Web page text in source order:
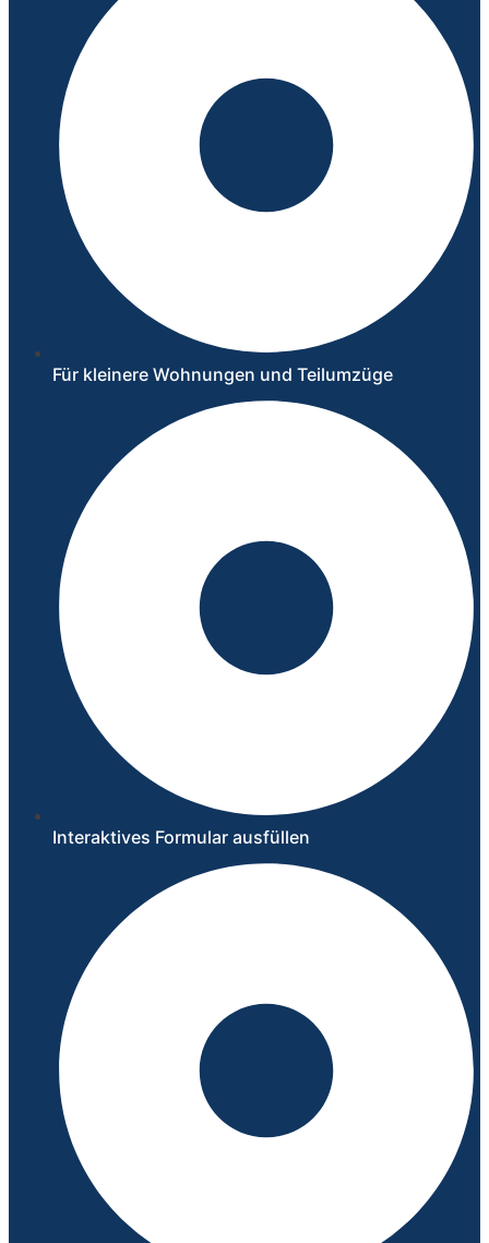
Für kleinere Wohnungen und Teilumzüge
Interaktives Formular ausfüllen